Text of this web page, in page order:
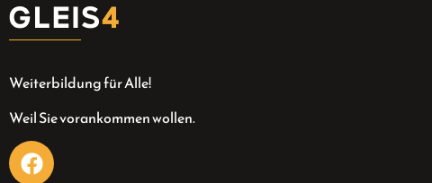
Weiterbildung für Alle!
Weil Sie vorankommen wollen.